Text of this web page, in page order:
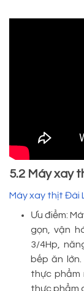
5.2 Máy xay
Máy xay thịt Đài
Ưu điểm:
gọn, vận
3/4Hp,
bếp ăn
thực
thực phẩm